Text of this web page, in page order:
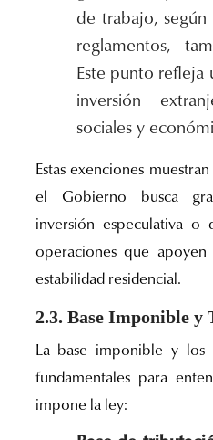
de trabajo,
reglamentos,
Este punto refleja
inversión
sociales y
Estas exenciones
el Gobierno busca
inversión especulativa o
operaciones que
estabilidad residencial.
2.3. Base Imponible y
La base imponible y los
fundamentales para
impone la ley: